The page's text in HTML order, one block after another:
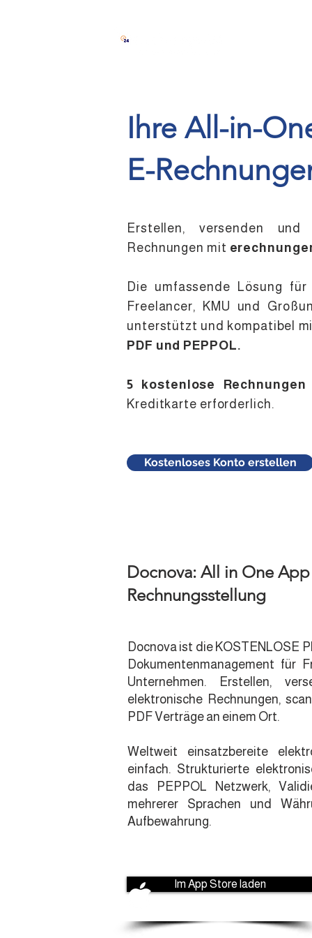
Ihre All-in-
E-
Erstellen, versenden
Rechnungen mit
Die umfassende Lösung
Freelancer, KMU und
unterstützt und kompatibel
PDF und PEPPOL.
5 kostenlose Rechnungen
Kreditkarte erforderlich.
Kostenloses Konto erstellen
Docnova: All in One
Rechnungsstellung
Docnova ist die KOSTENLOSE
Dokumentenmanagement für
Unternehmen. Erstellen,
elektronische Rechnungen,
PDF Verträge an einem Ort.
Weltweit einsatzbereite
einfach. Strukturierte
das PEPPOL Netzwerk,
mehrerer Sprachen und
Aufbewahrung.
Im App Store laden